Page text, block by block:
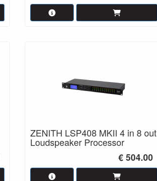
ZENITH LSP408 MKII 4 in 8 out
Loudspeaker Processor
€ 504.00